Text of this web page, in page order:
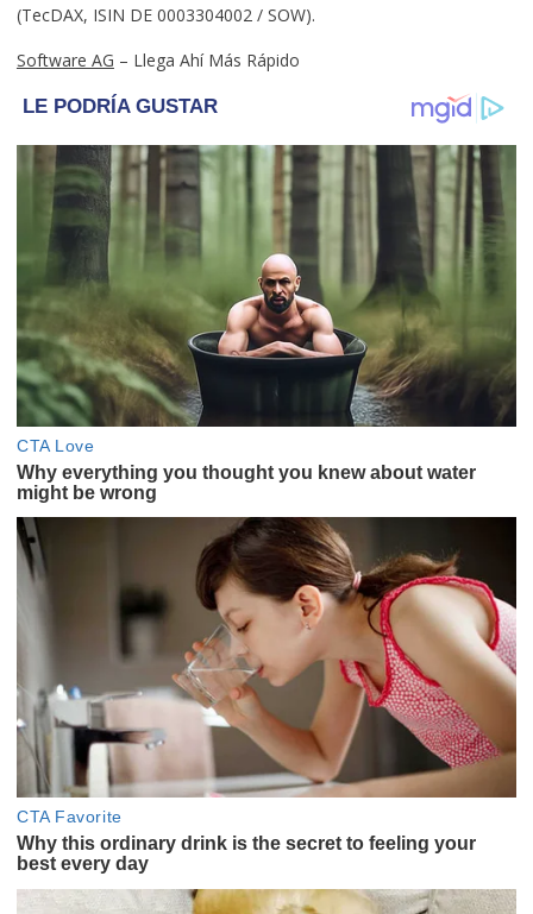
(TecDAX, ISIN DE 0003304002 / SOW).
Software AG – Llega Ahí Más Rápido